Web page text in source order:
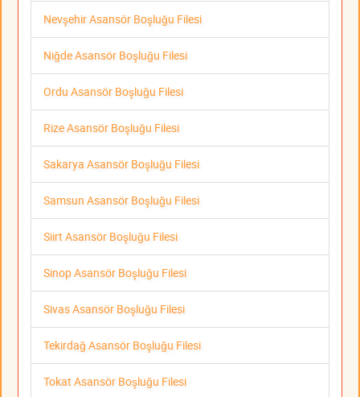
Nevşehir Asansör Boşluğu Filesi
Niğde Asansör Boşluğu Filesi
Ordu Asansör Boşluğu Filesi
Rize Asansör Boşluğu Filesi
Sakarya Asansör Boşluğu Filesi
Samsun Asansör Boşluğu Filesi
Siirt Asansör Boşluğu Filesi
Sinop Asansör Boşluğu Filesi
Sivas Asansör Boşluğu Filesi
Tekirdağ Asansör Boşluğu Filesi
Tokat Asansör Boşluğu Filesi